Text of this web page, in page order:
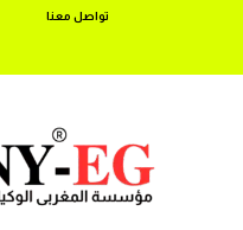
تواصل معنا